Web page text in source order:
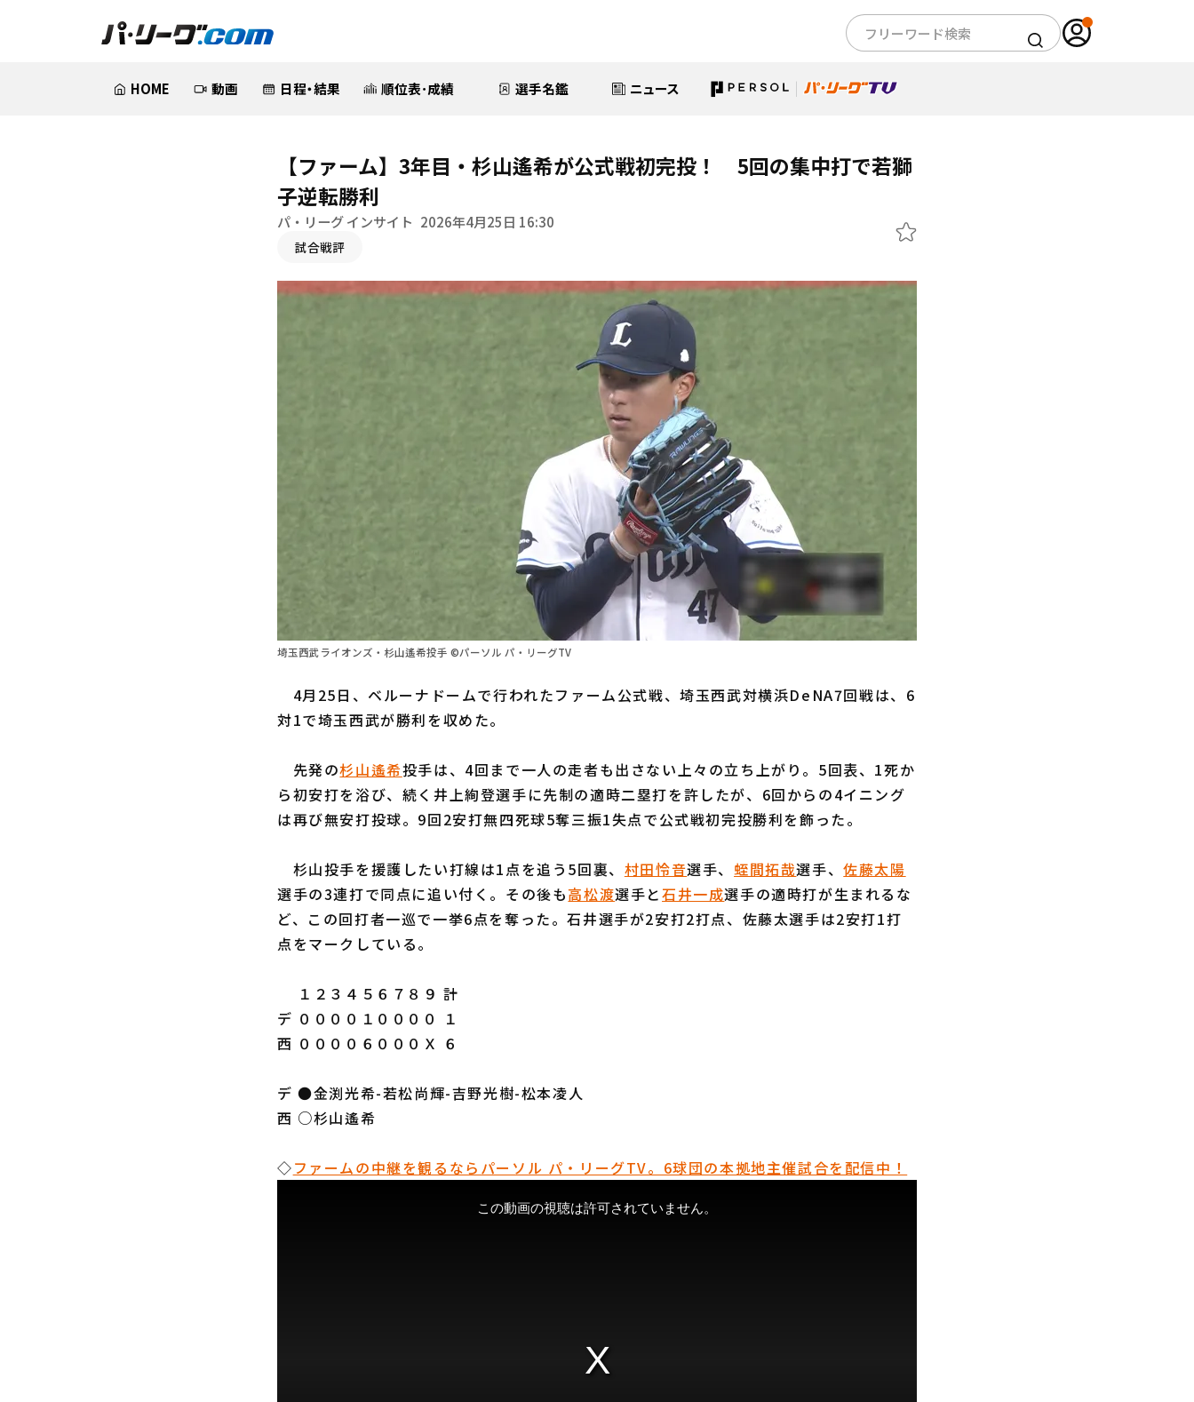
HOME 動画 日程・結果 順位表･成績 選手名鑑 ニュース
【ファーム】3年目・杉山遙希が公式戦初完投！ 5回の集中打で若獅
子逆転勝利
パ・リーグ インサイト 2026年4月25日 16:30
試合戦評
埼玉西武ライオンズ・杉山遙希投手 ©パーソル パ・リーグTV
4月25日、ベルーナドームで行われたファーム公式戦、埼玉西武対横浜DeNA7回戦は、6
対1で埼玉西武が勝利を収めた。
先発の杉山遙希投手は、4回まで一人の走者も出さない上々の立ち上がり。5回表、1死か
ら初安打を浴び、続く井上絢登選手に先制の適時二塁打を許したが、6回からの4イニング
は再び無安打投球。9回2安打無四死球5奪三振1失点で公式戦初完投勝利を飾った。
杉山投手を援護したい打線は1点を追う5回裏、 村田怜音選手、蛭間拓哉選手、佐藤太陽
選手の3連打で同点に追い付く。その後も高松渡選手と石井一成選手の適時打が生まれるな
ど、この回打者一巡で一挙6点を奪った。石井選手が2安打2打点、佐藤太選手は2安打1打
点をマークしている。
１２３４５６７８９ 計
デ ００００１００００ １
西 ００００６０００Ｘ ６
デ ●金渕光希-若松尚輝-吉野光樹-松本凌人
西 ○杉山遙希
◇ファームの中継を観るならパーソル パ・リーグTV。6球団の本拠地主催試合を配信中！